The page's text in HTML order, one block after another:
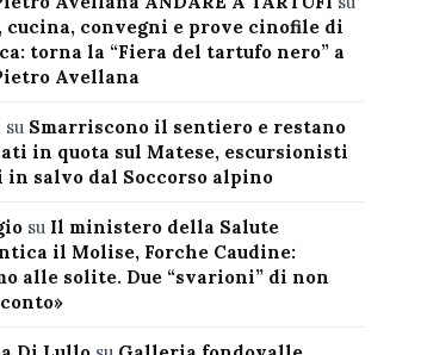
cucina, convegni e prove cinofile di
torna la “Fiera del tartufo nero” a
Avellana
su Smarriscono il sentiero e restano
in quota sul Matese, escursionisti
salvo dal Soccorso alpino
su Il ministero della Salute
il Molise, Forche Caudine:
alle solite. Due “svarioni” di non